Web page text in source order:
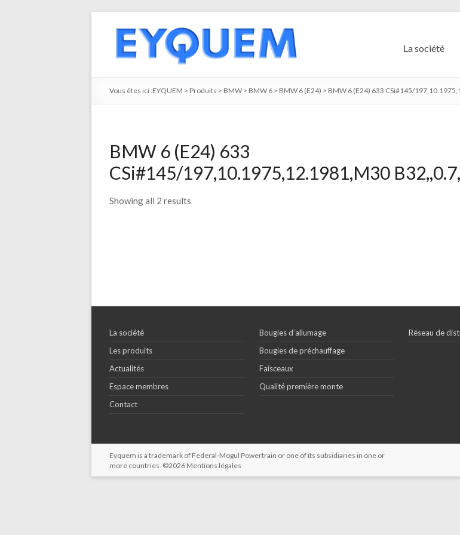
La société
Vous êtes ici :EYQUEM > Produits > BMW > BMW 6 > BMW 6 (E24) > BMW 6 (E24) 633 CSi#145/
BMW 6 (E24) 633
CSi#145/197,10.1975,12.1981,M30 B32,,0.7,
Showing all 2 results
La société
Les produits
Actualités
Espace membres
Contact
Bougies d’allumage
Bougies de préchauffage
Faisceaux
Qualité première monte
Réseau de
Eyquem is a trademark of Federal-Mogul Powertrain or one of its subsidiaries in one or
more countries. ©2026 Mentions légales